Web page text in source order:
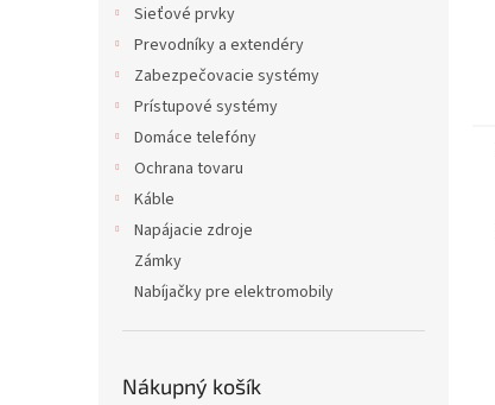
Sieťové prvky
Prevodníky a extendéry
Zabezpečovacie systémy
Prístupové systémy
Domáce telefóny
Ochrana tovaru
Káble
Napájacie zdroje
Zámky
Nabíjačky pre elektromobily
Nákupný košík